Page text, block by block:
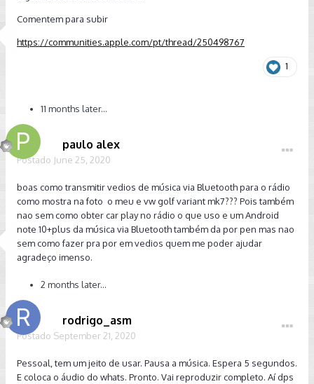
Comentem para subir
https://communities.apple.com/pt/thread/250498767
1
11 months later...
paulo alex
Postado June 25, 2020
boas como transmitir vedios de música via Bluetooth para o rádio
como mostra na foto o meu e vw golf variant mk7??? Pois também
nao sem como obter car play no rádio o que uso e um Android
note 10+plus da música via Bluetooth também da por pen mas nao
sem como fazer pra por em vedios quem me poder ajudar
agradeço imenso.
2 months later...
rodrigo_asm
Postado September 21, 2020
Pessoal, tem um jeito de usar. Pausa a música. Espera 5 segundos.
E coloca o áudio do whats. Pronto. Vai reproduzir completo. Aí dps